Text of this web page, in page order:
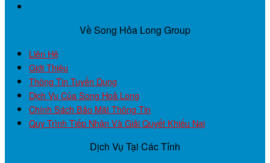
Về Song Hỏa Long Group
Liên Hệ
Giới Thiệu
Thông Tin Tuyển Dụng
Dịch Vụ Của Song Hoả Long
Chính Sách Bảo Mật Thông Tin
Quy Trình Tiếp Nhận Và Giải Quyết Khiếu Nại
Dịch Vụ Tại Các Tỉnh